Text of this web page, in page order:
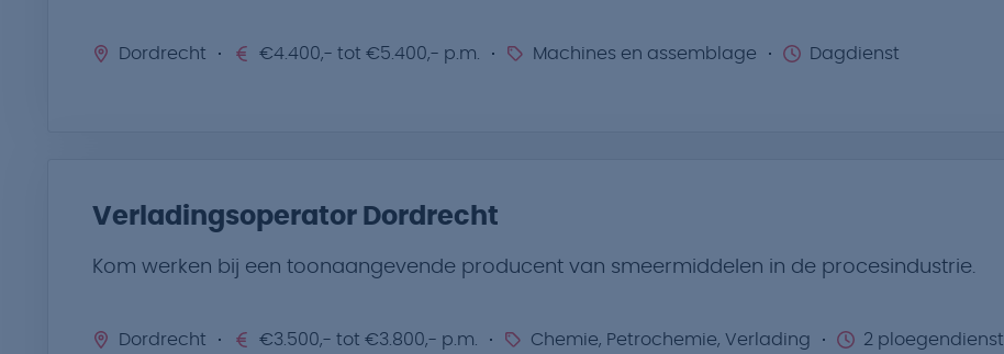
Dordrecht €4.400,- tot €5.400,- p.m. Machines en assemblage Dagdienst
Verladingsoperator Dordrecht
Kom werken bij een toonaangevende producent van smeermiddelen in de procesindustrie.
Dordrecht €3.500,- tot €3.800,- p.m. Chemie, Petrochemie, Verlading 2 ploegendienst